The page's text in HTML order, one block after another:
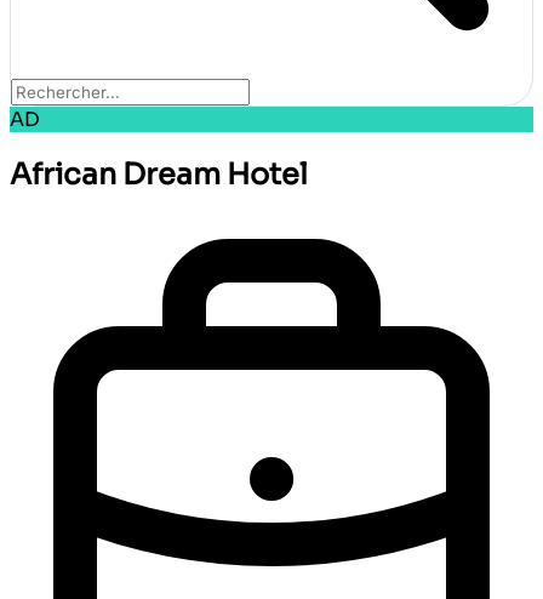
AD
African Dream Hotel